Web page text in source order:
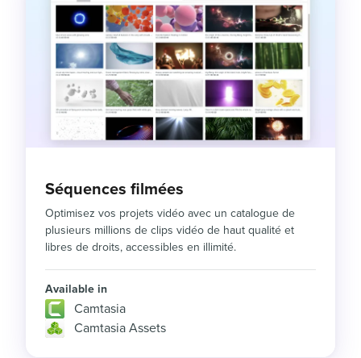
Séquences filmées
Optimisez vos projets vidéo avec un catalogue de
plusieurs millions de clips vidéo de haut qualité et
libres de droits, accessibles en illimité.
Available in
Camtasia
Camtasia Assets